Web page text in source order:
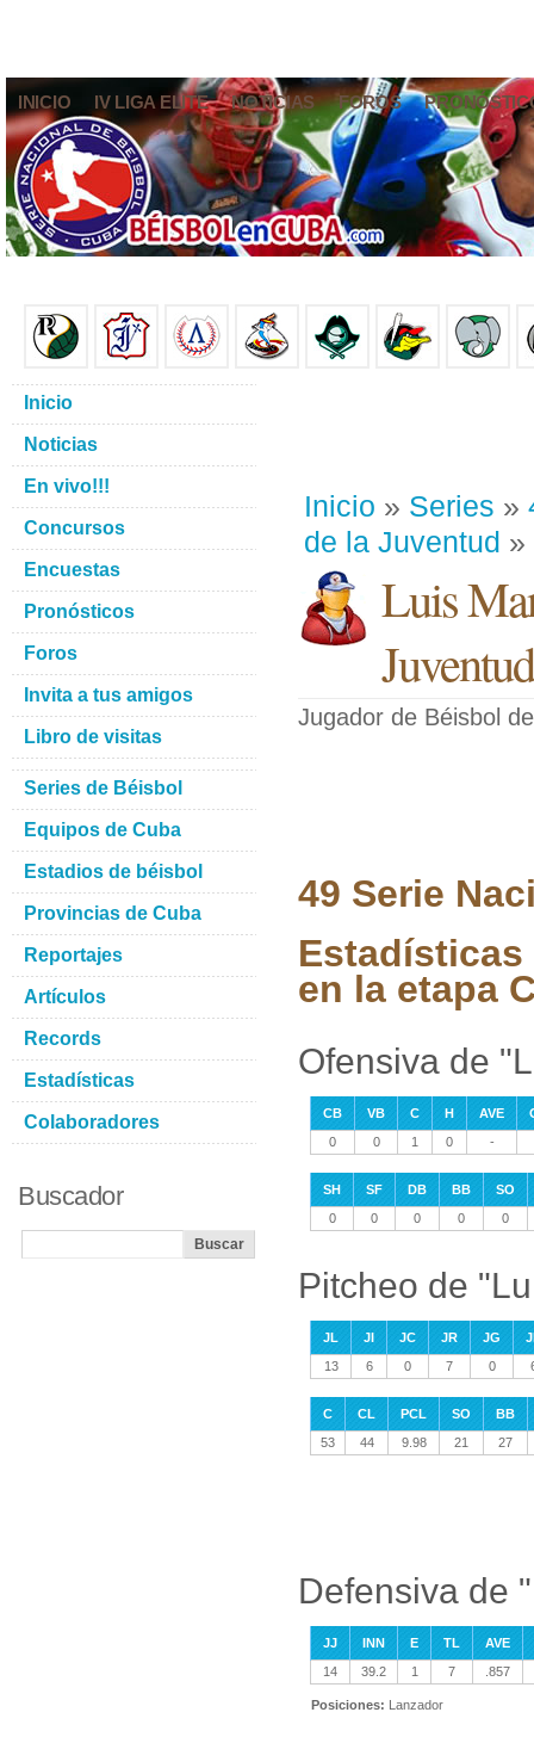
INICIO IV LIGA ELITE NOTICIAS FOROS
Inicio » Series »
de la Juventud »
Luis
Juventud
Jugador de Béisbol
49 Serie
Estadísticas
en la etapa
Ofensiva de
CB VB C H AVE
0
0 1 0 -
SH SF DB BB
SO
0
0 0 0 0
Pitcheo de
JL JI JC JR JG
13
6 0 7 0
C CL PCL SO
BB
53
44 9.98 21 27
Defensiva de
JJ INN E TL
AVE
14
39.2 1 7 .857
Posiciones: Lanzador
Inicio
Noticias
En vivo!!!
Concursos
Encuestas
Pronósticos
Foros
Invita a tus amigos
Libro de visitas
Series de Béisbol
Equipos de Cuba
Estadios de béisbol
Provincias de Cuba
Reportajes
Artículos
Records
Estadísticas
Colaboradores
Buscador